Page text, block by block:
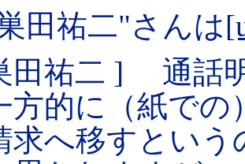
田祐二"さんは
田祐二 ] 通話
方的に（紙での
求へ移すとい